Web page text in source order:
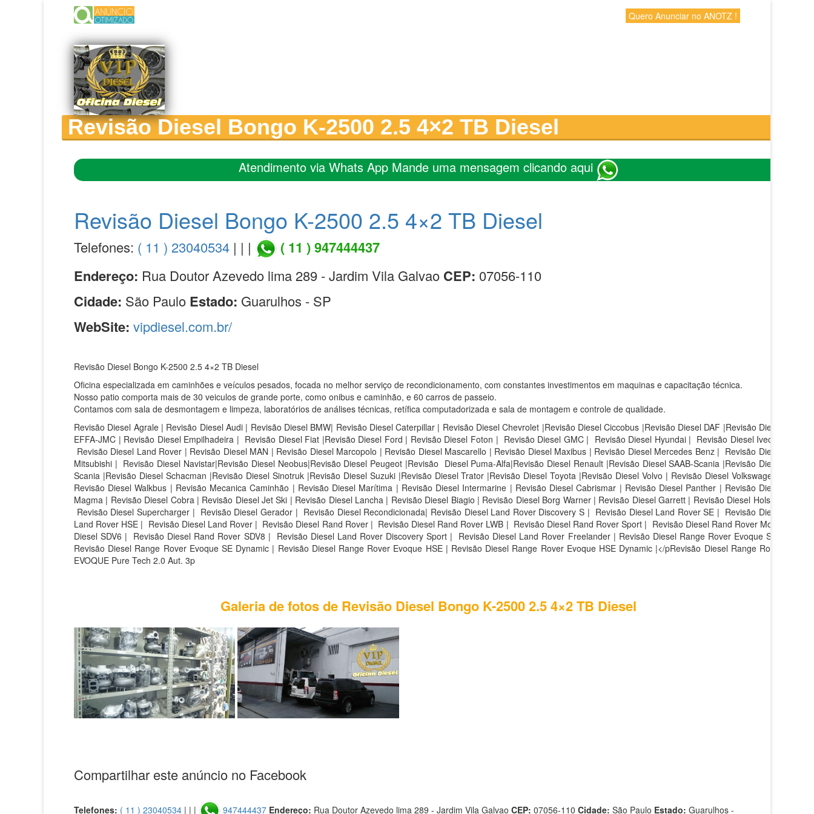
Quero Anunciar no ANOTZ !
Revisão Diesel Bongo K-2500 2.5 4×2 TB Diesel
Atendimento via Whats App Mande uma mensagem clicando aqui
Revisão Diesel Bongo K-2500 2.5 4×2 TB Diesel
Telefones: ( 11 ) 23040534 | | |
( 11 ) 947444437
Endereço: Rua Doutor Azevedo lima 289 - Jardim Vila Galvao CEP: 07056-110
Cidade: São Paulo Estado: Guarulhos - SP
WebSite: vipdiesel.com.br/
Revisão Diesel Bongo K-2500 2.5 4×2 TB Diesel
Oficina especializada em caminhões e veículos pesados, focada no melhor serviço de recondicionamento, com constantes investimentos em maquinas e capacitação técnica.
Nosso patio comporta mais de 30 veiculos de grande porte, como onibus e caminhão, e 60 carros de passeio.
Contamos com sala de desmontagem e limpeza, laboratórios de análises técnicas, retífica computadorizada e sala de montagem e controle de qualidade.
Revisão Diesel Agrale | Revisão Diesel Audi | Revisão Diesel BMW| Revisão Diesel Caterpillar | Revisão Diesel Chevrolet |Revisão Diesel Ciccobus |Revisão Diesel DAF |Revisão Diesel
EFFA-JMC | Revisão Diesel Empilhadeira | Revisão Diesel Fiat |Revisão Diesel Ford | Revisão Diesel Foton | Revisão Diesel GMC | Revisão Diesel Hyundai | Revisão Diesel Iveco |
Revisão Diesel Land Rover | Revisão Diesel MAN | Revisão Diesel Marcopolo | Revisão Diesel Mascarello | Revisão Diesel Maxibus | Revisão Diesel Mercedes Benz | Revisão Diesel
Mitsubishi | Revisão Diesel Navistar|Revisão Diesel Neobus|Revisão Diesel Peugeot |Revisão Diesel Puma-Alfa|Revisão Diesel Renault |Revisão Diesel SAAB-Scania |Revisão Diesel
Scania |Revisão Diesel Schacman |Revisão Diesel Sinotruk |Revisão Diesel Suzuki |Revisão Diesel Trator |Revisão Diesel Toyota |Revisão Diesel Volvo | Revisão Diesel Volkswagen |
Revisão Diesel Walkbus | Revisão Mecanica Caminhão | Revisão Diesel Marítima | Revisão Diesel Intermarine | Revisão Diesel Cabrismar | Revisão Diesel Panther | Revisão Diesel
Magma | Revisão Diesel Cobra | Revisão Diesel Jet Ski | Revisão Diesel Lancha | Revisão Diesel Biagio | Revisão Diesel Borg Warner | Revisão Diesel Garrett | Revisão Diesel Holset |
Revisão Diesel Supercharger | Revisão Diesel Gerador | Revisão Diesel Recondicionada| Revisão Diesel Land Rover Discovery S | Revisão Diesel Land Rover SE | Revisão Diesel
Land Rover HSE | Revisão Diesel Land Rover | Revisão Diesel Rand Rover | Revisão Diesel Rand Rover LWB | Revisão Diesel Rand Rover Sport | Revisão Diesel Rand Rover Motor
Diesel SDV6 | Revisão Diesel Rand Rover SDV8 | Revisão Diesel Land Rover Discovery Sport | Revisão Diesel Land Rover Freelander | Revisão Diesel Range Rover Evoque SE |
Revisão Diesel Range Rover Evoque SE Dynamic | Revisão Diesel Range Rover Evoque HSE | Revisão Diesel Range Rover Evoque HSE Dynamic |</pRevisão Diesel Range Rover
EVOQUE Pure Tech 2.0 Aut. 3p
Galeria de fotos de Revisão Diesel Bongo K-2500 2.5 4×2 TB Diesel
Compartilhar este anúncio no Facebook
Telefones: ( 11 ) 23040534 | | | 947444437 Endereço: Rua Doutor Azevedo lima 289 - Jardim Vila Galvao CEP: 07056-110 Cidade: São Paulo Estado: Guarulhos -